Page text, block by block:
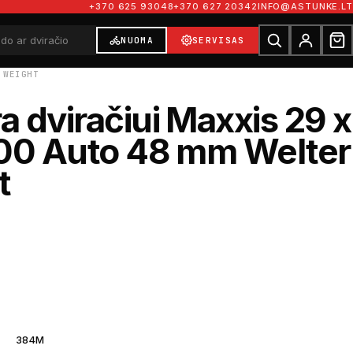
+370 625 93048+370 627 20342INFO@ASTUNKE.LT
NUOMA SERVISAS
dviračiui Maxxis 29 x
Auto 48 mm Welter
384M